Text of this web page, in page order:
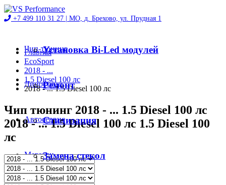
+7 499 110 31 27 | МО, д. Брехово, ул. Прудная 1
Чип-тюнинг
Диностенд
Автосервис
Магазин
Установка Bi-Led модулей
Ремонт
Стилизация
Замена стекол
Главная
EcoSport
2018 - ...
1.5 Diesel 100 лс
2018 - ... 1.5 Diesel 100 лс
Чип тюнинг 2018 - ... 1.5 Diesel 100 лс
2018 - ... 1.5 Diesel 100 лс 1.5 Diesel 100
лс